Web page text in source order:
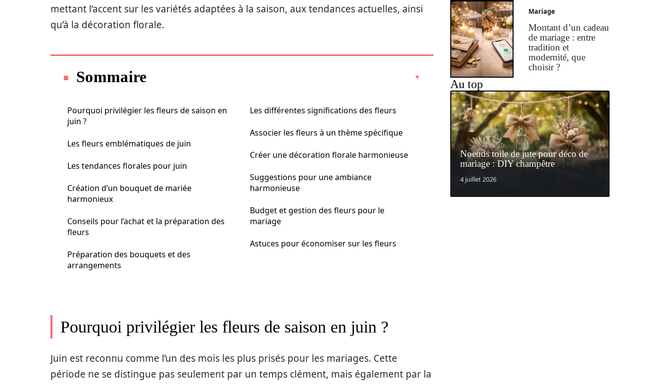
mettant l’accent sur les variétés adaptées à la saison, aux tendances actuelles, ainsi
qu’à la décoration florale.
Sommaire
Pourquoi privilégier les fleurs de saison en
juin ?
Les fleurs emblématiques de juin
Les tendances florales pour juin
Création d’un bouquet de mariée
harmonieux
Conseils pour l’achat et la préparation des
fleurs
Préparation des bouquets et des
arrangements
Les différentes significations des fleurs
Associer les fleurs à un thème spécifique
Créer une décoration florale harmonieuse
Suggestions pour une ambiance
harmonieuse
Budget et gestion des fleurs pour le
mariage
Astuces pour économiser sur les fleurs
Pourquoi privilégier les fleurs de saison en juin ?
Juin est reconnu comme l’un des mois les plus prisés pour les mariages. Cette
période ne se distingue pas seulement par un temps clément, mais également par la
Mariage
Montant d’un cadeau
de mariage : entre
tradition et
modernité, que
choisir ?
Au top
Noeuds toile de jute pour déco de
mariage : DIY champêtre
4 juillet 2026